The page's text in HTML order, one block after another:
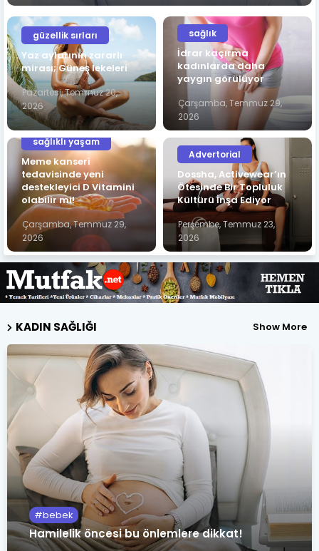
güzellik sırları
Yaz aylarının zararlı
mirası; Güneş lekeleri
Pazartesi, Temmuz 20,
2026
sağlık
İdrar kaçırma
kadınlarda daha
yaygın görülüyor
Çarşamba, Temmuz 29,
2026
sağlıklı yaşam
Meme kanseri
tedavisinde yeni
destekleyici D Vitamini
olabilir mi!
Çarşamba, Temmuz 29,
2026
Advertorial
Dossha, Activewear’ın
Ötesinde Bir Topluluk
Kültürü İnşa Ediyor
Perşembe, Temmuz 23,
2026
KADIN SAĞLIĞI Show More
bebek
Hamilelik öncesi bu önlemlere dikkat!